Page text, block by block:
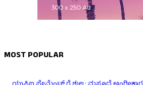
MOST POPULAR